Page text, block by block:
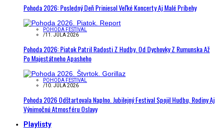
Pohoda 2026: Posledný Deň Priniesol Veľké Koncerty Aj Malé Príbehy
POHODA FESTIVAL
/11. JÚLA 2026
Pohoda 2026: Piatok Patril Radosti Z Hudby. Od Dychovky Z Rumunska Až
Po Majestátneho Apasheho
POHODA FESTIVAL
/10. JÚLA 2026
Pohoda 2026 Odštartovala Naplno. Jubilejný Festival Spojil Hudbu, Rodiny Aj
Výnimočnú Atmosféru Oslavy
Playlisty